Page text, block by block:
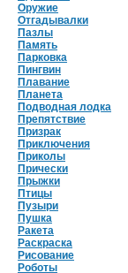
Оружие
Отгадывалки
Пазлы
Память
Парковка
Пингвин
Плавание
Планета
Подводная лодка
Препятствие
Призрак
Приключения
Приколы
Прически
Прыжки
Птицы
Пузыри
Пушка
Ракета
Раскраска
Рисование
Роботы